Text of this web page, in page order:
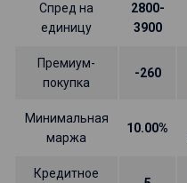
Спред на
единицу
2800-
3900
Премиум-
покупка
-260
Минимальная
маржа
10.00%
Кредитное